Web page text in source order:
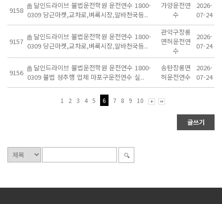
9158
달인드라이브 불법운전학원 운전연수 1800-
0309 당근마켓,교차로,벼룩시장,알바천국등..
가양운전연
수
2026-
07-24
9157
달인드라이브 불법운전학원 운전연수 1800-
0309 당근마켓,교차로,벼룩시장,알바천국등..
관악구장롱
면허운전연
수
2026-
07-24
9156
달인드라이브 불법운전학원 운전연수 1800-
0309 불법 성추행 업체 마포구운전연수 실..
송탄장롱면
허운전연수
2026-
07-24
1 2 3 4 5 6 7 8 9 10